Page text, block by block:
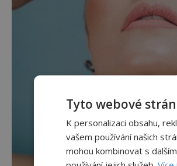
Tyto webové
K personalizaci obsahu,
vašem používání našich
mohou kombinovat s